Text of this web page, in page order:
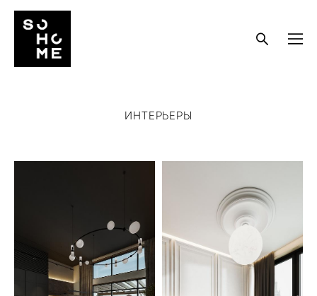
ИНТЕРЬЕРЫ